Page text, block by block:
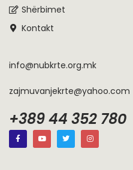
Shërbimet
Kontakt
info@nubkrte.org.mk
zajmuvanjekrte@yahoo.com
+389 44 352 780